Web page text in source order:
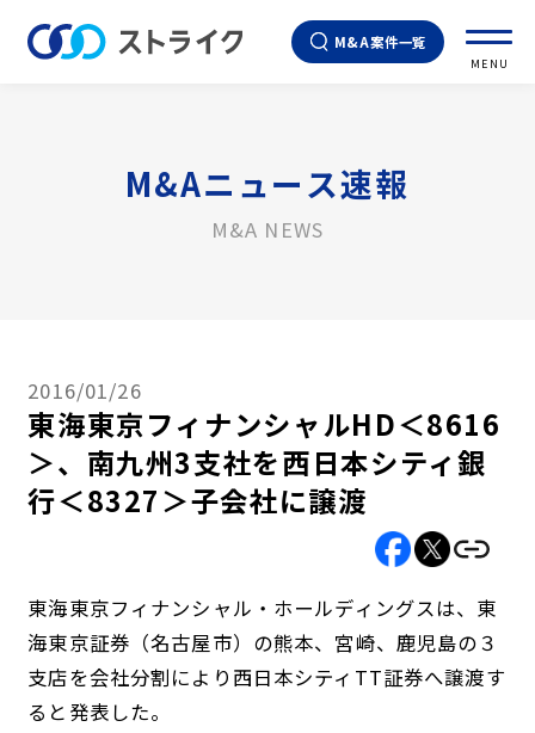
M&A案件一覧
MENU
M&Aニュース速報
M&A NEWS
2016/01/26
東海東京フィナンシャルHD＜8616
＞、南九州3支社を西日本シティ銀
行＜8327＞子会社に譲渡
東海東京フィナンシャル・ホールディングスは、東
海東京証券（名古屋市）の熊本、宮崎、鹿児島の３
支店を会社分割により西日本シティTT証券へ譲渡す
ると発表した。